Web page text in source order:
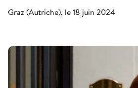
Graz (Autriche), le 18 juin 2024